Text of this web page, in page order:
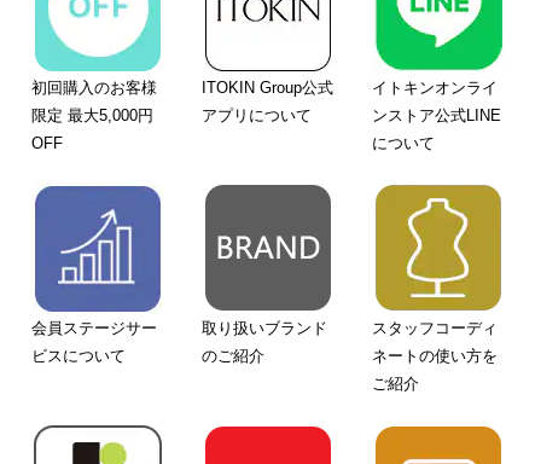
初回購入のお客様
限定 最大5,000円
OFF
ITOKIN Group公式
アプリについて
イトキンオンライ
ンストア公式LINE
について
会員ステージサー
ビスについて
取り扱いブランド
のご紹介
スタッフコーディ
ネートの使い方を
ご紹介